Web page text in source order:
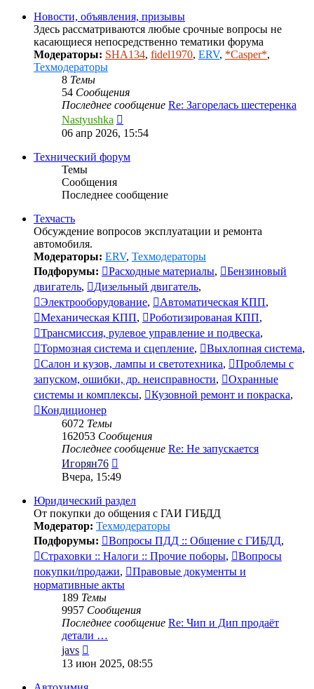
сообщению
Новости, объявления, призывы
Здесь рассматриваются любые срочные вопросы не
касающиеся непосредственно тематики форума
Модераторы: SHA134, fidel1970, ERV, *Casper*,
Техмодераторы
8 Темы
54 Сообщения
Последнее сообщение Re: Загорелась шестеренка
Nastyushka
к
сообщению
06 апр 2026, 15:54
Технический форум
Темы
Сообщения
Последнее сообщение
Техчасть
Обсуждение вопросов эксплуатации и ремонта
автомобиля.
Модераторы: ERV, Техмодераторы
Подфорумы:
Расходные материалы,
Бензиновый
двигатель, Дизельный двигатель,
Электрооборудование, Автоматическая КПП,
Механическая КПП, Роботизированая КПП,
Трансмиссия, рулевое управление и подвеска,
Тормозная система и сцепление, Выхлопная система,
Салон и кузов, лампы и светотехника,
Проблемы с
запуском, ошибки, др. неисправности,
Охранные
системы и комплексы, Кузовной ремонт и покраска,
Кондиционер
6072 Темы
162053 Сообщения
Последнее сообщение Re: Не запускается
Игорян76
к
сообщению
Вчера, 15:49
Юридический раздел
От покупки до общения с ГАИ ГИБДД
Модератор: Техмодераторы
Подфорумы:
Вопросы ПДД :: Общение с ГИБДД,
Страховки :: Налоги :: Прочие поборы,
Вопросы
покупки/продажи,
Правовые документы и
нормативные акты
189 Темы
9957 Сообщения
Последнее сообщение Re: Чип и Дип продаёт
детали …
javs
к
13 июн 2025, 08:55